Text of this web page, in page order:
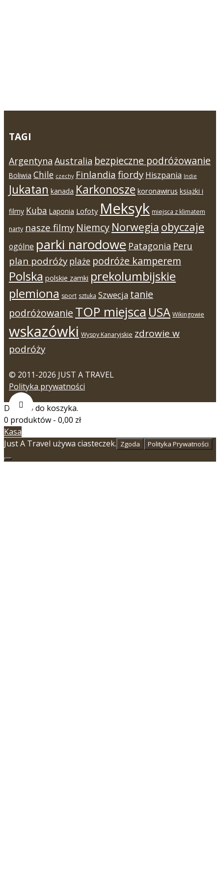
TAGI
Argentyna Australia bezpieczne podróżowanie
Boliwia Chile czechy Finlandia fiordy Hiszpania Indie
Jukatan kanada Karkonosze koronawirus książki i
filmy Kuba Laponia Lofoty Meksyk miejsca z klimatem
narty nasze filmy Niemcy Norwegia obyczaje
ogólne parki narodowe Patagonia Peru
plan podróży plaże podróże kamperem
Polska polskie zamki prekolumbijskie
plemiona sport sztuka Szwecja tanie
podróżowanie TOP miejsca USA Wikingowie
wskazówki Wyspy Kanaryjskie zdrowie w
podróży
© 2011-2026 JUST A TRAVEL
Polityka prywatności
Dodano do koszyka.
0 produktów - 0,00 zł
Kasa
Just A Travel używa ciasteczek. Zgoda Polityka Prywatności